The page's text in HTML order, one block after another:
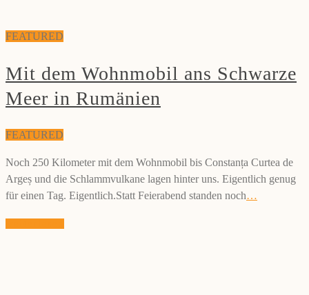
FEATURED
Mit dem Wohnmobil ans Schwarze
Meer in Rumänien
FEATURED
Noch 250 Kilometer mit dem Wohnmobil bis Constanța Curtea de
Argeș und die Schlammvulkane lagen hinter uns. Eigentlich genug
für einen Tag. Eigentlich.Statt Feierabend standen noch…